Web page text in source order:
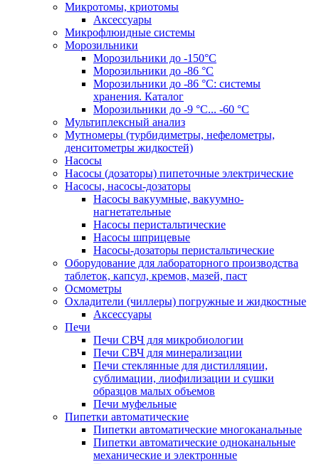
Микротомы, криотомы
Аксессуары
Микрофлюидные системы
Морозильники
Морозильники до -150°С
Морозильники до -86 °C
Морозильники до -86 °C: системы
хранения. Каталог
Морозильники до -9 °C... -60 °C
Мультиплексный анализ
Мутномеры (турбидиметры, нефелометры,
денситометры жидкостей)
Насосы
Насосы (дозаторы) пипеточные электрические
Насосы, насосы-дозаторы
Насосы вакуумные, вакуумно-
нагнетательные
Насосы перистальтические
Насосы шприцевые
Насосы-дозаторы перистальтические
Оборудование для лабораторного производства
таблеток, капсул, кремов, мазей, паст
Осмометры
Охладители (чиллеры) погружные и жидкостные
Аксессуары
Печи
Печи СВЧ для микробиологии
Печи СВЧ для минерализации
Печи стеклянные для дистилляции,
сублимации, лиофилизации и сушки
образцов малых объемов
Печи муфельные
Пипетки автоматические
Пипетки автоматические многоканальные
Пипетки автоматические одноканальные
механические и электронные